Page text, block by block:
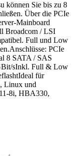
können Sie bis zu 8
Über die PCIe
Mainboard
Broadcom / LSI
Full und Low
PCIe
8 SATA / SAS
sInkl. Full & Low
für
Linux und
8i, HBA330,